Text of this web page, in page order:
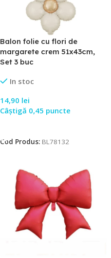
Balon folie cu flori de
margarete crem 51x43cm,
Set 3 buc
In stoc
14,90 lei
Câștigă 0,45 puncte
Cod Produs: BL78132